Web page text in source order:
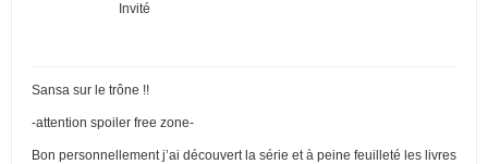
Invité
Sansa sur le trône !!
-attention spoiler free zone-
Bon personnellement j’ai découvert la série et à peine feuilleté les livres